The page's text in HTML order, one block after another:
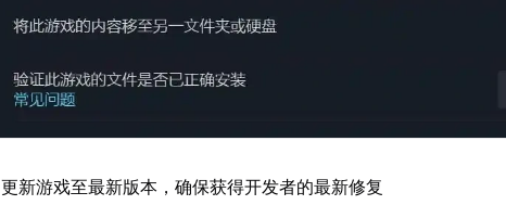
更新游戏至最新版本，确保获得开发者的最新修复